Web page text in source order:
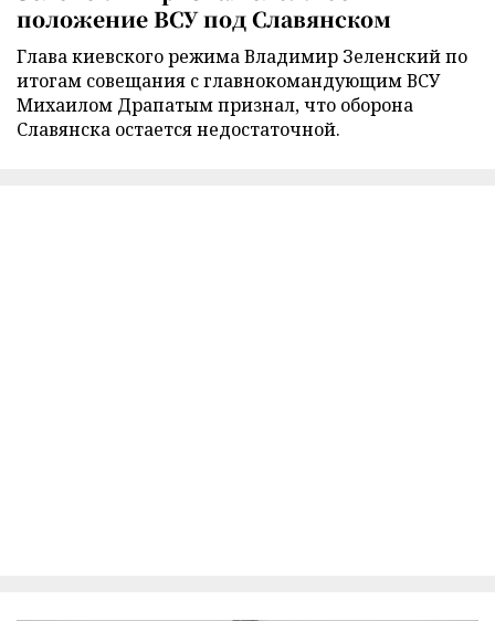
положение ВСУ под Славянском
Глава киевского режима Владимир Зеленский по
итогам совещания с главнокомандующим ВСУ
Михаилом Драпатым признал, что оборона
Славянска остается недостаточной.